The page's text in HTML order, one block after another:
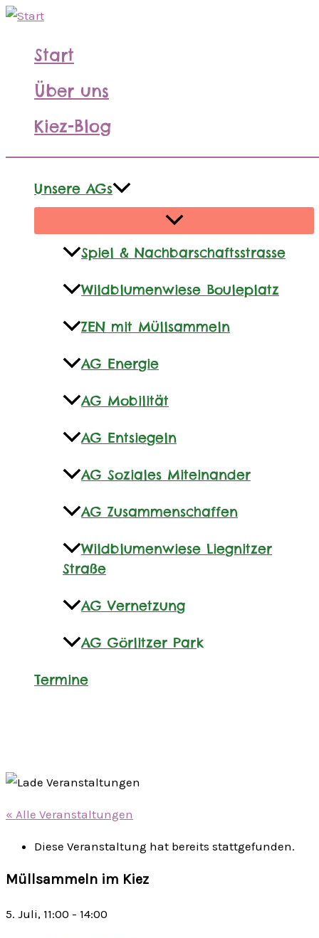
Zum
springenStart
Über uns
Kiez-Blog
Unsere AGs
Spiel & Nachbarschaftsstrasse
Wildblumenwiese Bouleplatz
ZEN mit Müllsammeln
AG Energie
AG Mobilität
AG Entsiegeln
AG Soziales Miteinander
AG Zusammenschaffen
Wildblumenwiese Liegnitzer
Straße
AG Vernetzung
AG Görlitzer Park
Termine
« Alle Veranstaltungen
Diese Veranstaltung hat bereits stattgefunden.
Müllsammeln im Kiez
5. Juli, 11:00 - 14:00